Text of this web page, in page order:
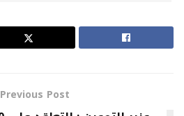
Previous Post